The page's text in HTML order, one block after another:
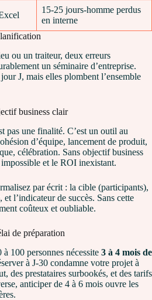
15-25 jours-homme perdus
en interne
ou un traiteur, deux erreurs
un séminaire d’entreprise.
J, mais elles plombent l’ensemble
business clair
pas une finalité. C’est un outil au
d’équipe, lancement de produit,
célébration. Sans objectif business
et le ROI inexistant.
par écrit : la cible (participants),
l’indicateur de succès. Sans cette
coûteux et oubliable.
de préparation
100 personnes nécessite 3 à 4 mois de
à J-30 condamne votre projet à
des prestataires surbookés, et des tarifs
anticiper de 4 à 6 mois ouvre les